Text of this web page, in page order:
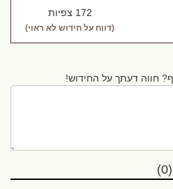
172 צפיות
(דווח על חידוש לא ראוי)
חווה דעתך על החידוש!